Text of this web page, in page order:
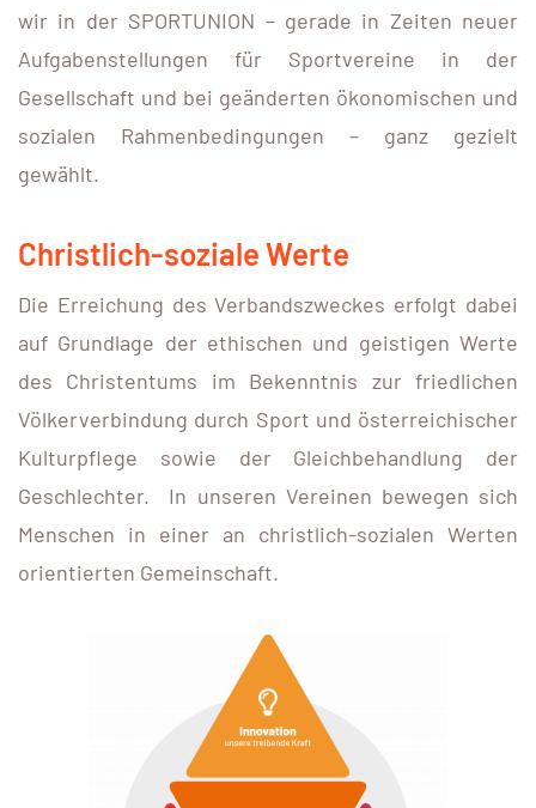
wir in der SPORTUNION – gerade in Zeiten neuer
Aufgabenstellungen für Sportvereine in der
Gesellschaft und bei geänderten ökonomischen und
sozialen Rahmenbedingungen – ganz gezielt
gewählt.
Christlich-soziale Werte
Die Erreichung des Verbandszweckes erfolgt dabei
auf Grundlage der ethischen und geistigen Werte
des Christentums im Bekenntnis zur friedlichen
Völkerverbindung durch Sport und österreichischer
Kulturpflege sowie der Gleichbehandlung der
Geschlechter. In unseren Vereinen bewegen sich
Menschen in einer an christlich-sozialen Werten
orientierten Gemeinschaft.